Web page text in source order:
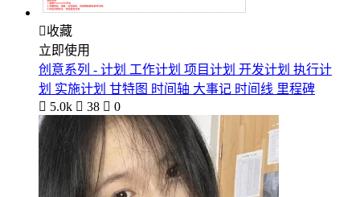
收藏
立即使用
创意系列 - 计划 工作计划 项目计划 开发计划 执行计
划 实施计划 甘特图 时间轴 大事记 时间线 里程碑
 5.0k  38  0